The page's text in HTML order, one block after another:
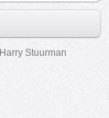
Harry Stuurman